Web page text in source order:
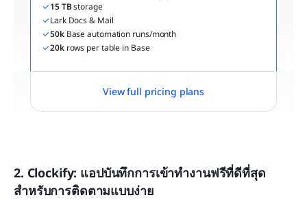
15 TB storage
Lark Docs & Mail
50k Base automation runs/month
20k rows per table in Base
View full pricing plans
2. Clockify: แอปบันทึกการเข้าทำงานฟรีที่ดีที่สุด
สำหรับการติดตามแบบง่าย